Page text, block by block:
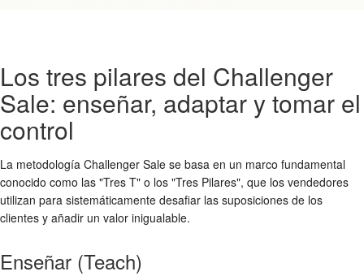
Los tres pilares del Challenger
Sale: enseñar, adaptar y tomar el
control
La metodología Challenger Sale se basa en un marco fundamental
conocido como las "Tres T" o los "Tres Pilares", que los vendedores
utilizan para sistemáticamente desafiar las suposiciones de los
clientes y añadir un valor inigualable.
Enseñar (Teach)